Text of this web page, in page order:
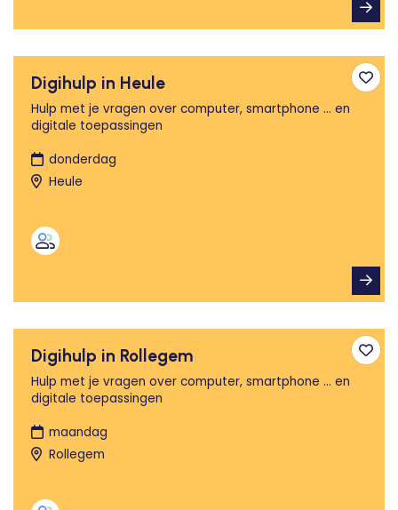
Digihulp in Heule
Hulp met je vragen over computer, smartphone ... en
digitale toepassingen
donderdag
Heule
Digihulp in Rollegem
Hulp met je vragen over computer, smartphone ... en
digitale toepassingen
maandag
Rollegem